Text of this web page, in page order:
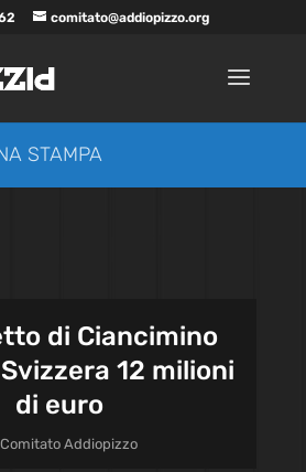
comitato@addiopizzo.org
STAMPA
di Ciancimino
12 milioni
di euro
Comitato Addiopizzo